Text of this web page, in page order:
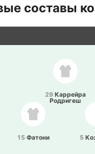
составы
29 Ка­ррей­ра
Ро­дри­геш
15 Фатони 5